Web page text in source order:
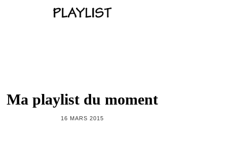
Ma playlist du moment
16 MARS 2015